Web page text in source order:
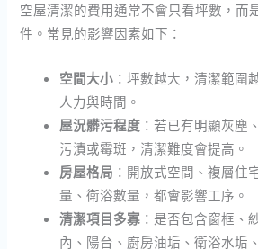
空屋清潔的費用通常不會只看坪數，而
件。常見的影響因素如下：
空間大小 ：坪數越大，清潔範圍
人力與時間。
屋況髒污程度 ：若已有明顯灰塵
污漬或霉斑，清潔難度會提高。
房屋格局 ：開放式空間、複層住
量、衛浴數量，都會影響工序。
清潔項目多寡 ：是否包含窗框、
內、陽台、廚房油垢、衛浴水垢